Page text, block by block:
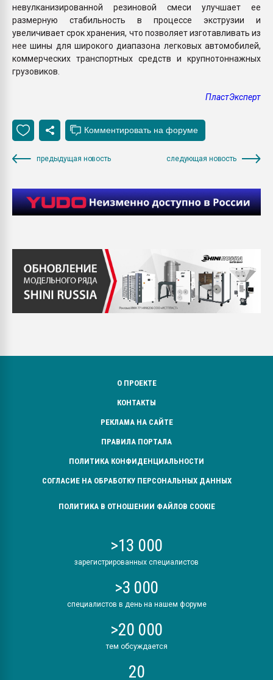
невулканизированной резиновой смеси улучшает ее
размерную стабильность в процессе экструзии и
увеличивает срок хранения, что позволяет изготавливать из
нее шины для широкого диапазона легковых автомобилей,
коммерческих транспортных средств и крупнотоннажных
грузовиков.
ПластЭксперт
предыдущая новость следующая новость
О ПРОЕКТЕ
КОНТАКТЫ
РЕКЛАМА НА САЙТЕ
ПРАВИЛА ПОРТАЛА
ПОЛИТИКА КОНФИДЕНЦИАЛЬНОСТИ
СОГЛАСИЕ НА ОБРАБОТКУ ПЕРСОНАЛЬНЫХ ДАННЫХ
ПОЛИТИКА В ОТНОШЕНИИ ФАЙЛОВ COOKIE
>13 000
зарегистрированных специалистов
>3 000
специалистов в день на нашем форуме
>20 000
тем обсуждается
20